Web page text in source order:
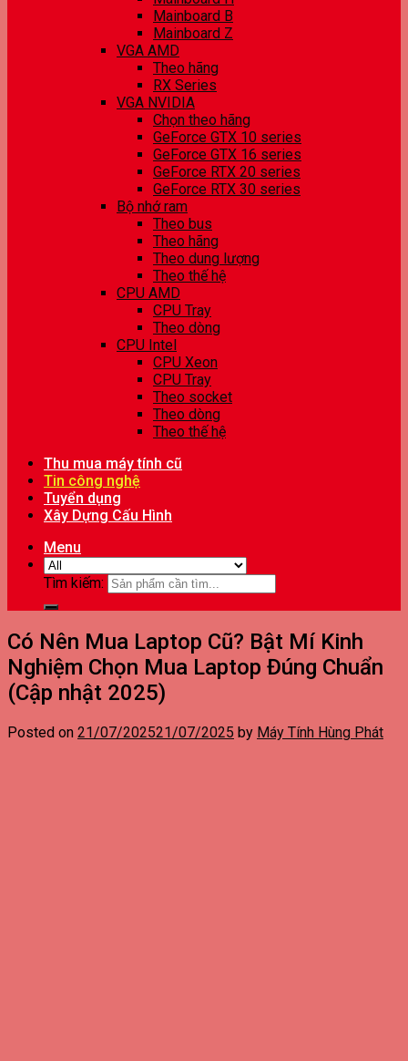
Mainboard B
Mainboard Z
VGA AMD
Theo hãng
RX Series
VGA NVIDIA
Chọn theo hãng
GeForce GTX 10 series
GeForce GTX 16 series
GeForce RTX 20 series
GeForce RTX 30 series
Bộ nhớ ram
Theo bus
Theo hãng
Theo dung lượng
Theo thế hệ
CPU AMD
CPU Tray
Theo dòng
CPU Intel
CPU Xeon
CPU Tray
Theo socket
Theo dòng
Theo thế hệ
Thu mua máy tính cũ
Tin công nghệ
Tuyển dụng
Xây Dựng Cấu Hình
Menu
Tìm kiếm:
Có Nên Mua Laptop Cũ? Bật Mí Kinh
Nghiệm Chọn Mua Laptop Đúng Chuẩn
(Cập nhật 2025)
Posted on 21/07/202521/07/2025 by Máy Tính Hùng Phát